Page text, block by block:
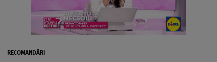
RECOMANDĂRI